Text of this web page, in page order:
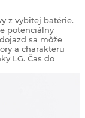
z vybitej batérie.
potenciálny
sa môže
a charakteru
LG. Čas do